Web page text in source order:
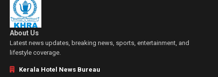
About Us
Latest news updates, breaking news, sports, entertainment, and
lifestyle coverage.
Kerala Hotel News Bureau